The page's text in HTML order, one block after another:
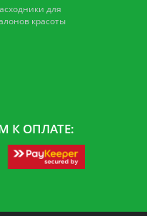
для
красоты
К ОПЛАТЕ: